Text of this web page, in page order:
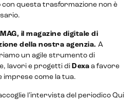
con questa trasformazione non è
il magazine digitale di
della nostra agenzia. A
un agile strumento di
lavori e progetti di Dexa a favore
imprese come la tua.
l’intervista del periodico Qui